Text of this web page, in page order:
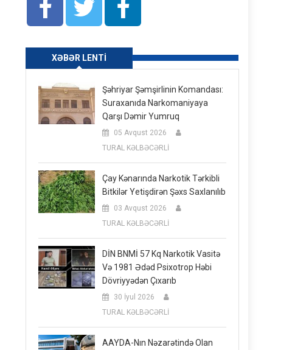
XƏBƏR LENTI
Şəhriyar Şəmşirlinin Komandası:
Suraxanıda Narkomaniyaya
Qarşı Dəmir Yumruq
05 Avqust 2026
TURAL KƏLBƏCƏRLİ
Çay Kənarında Narkotik Tərkibli
Bitkilər Yetişdirən Şəxs Saxlanılıb
03 Avqust 2026
TURAL KƏLBƏCƏRLİ
DİN BNMİ 57 Kq Narkotik Vasitə
Və 1981 Ədəd Psixotrop Həbi
Dövriyyədən Çıxarıb
30 İyul 2026
TURAL KƏLBƏCƏRLİ
AAYDA-Nın Nəzarətində Olan